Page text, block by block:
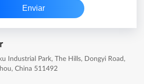
Enviar
Industrial Park, The Hills, Dongyi Road,
China 511492